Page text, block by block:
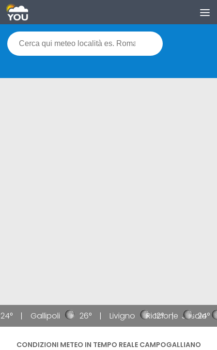
Gallipoli 26° Livigno 12° Jesolo
Riccione 24°
CONDIZIONI METEO IN TEMPO REALE CAMPOGALLIANO